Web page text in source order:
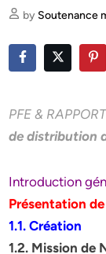
by Soutenance
PFE &
de distribution
Introduction
Présentation
1.1. Création
1.2. Mission de